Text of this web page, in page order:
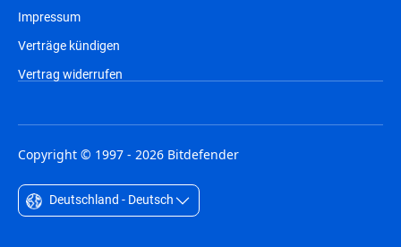
Impressum
Verträge kündigen
Vertrag widerrufen
Copyright © 1997 - 2026 Bitdefender
Deutschland - Deutsch